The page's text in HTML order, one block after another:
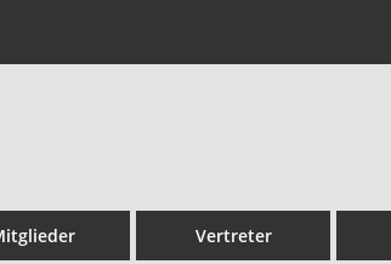
Vertreter